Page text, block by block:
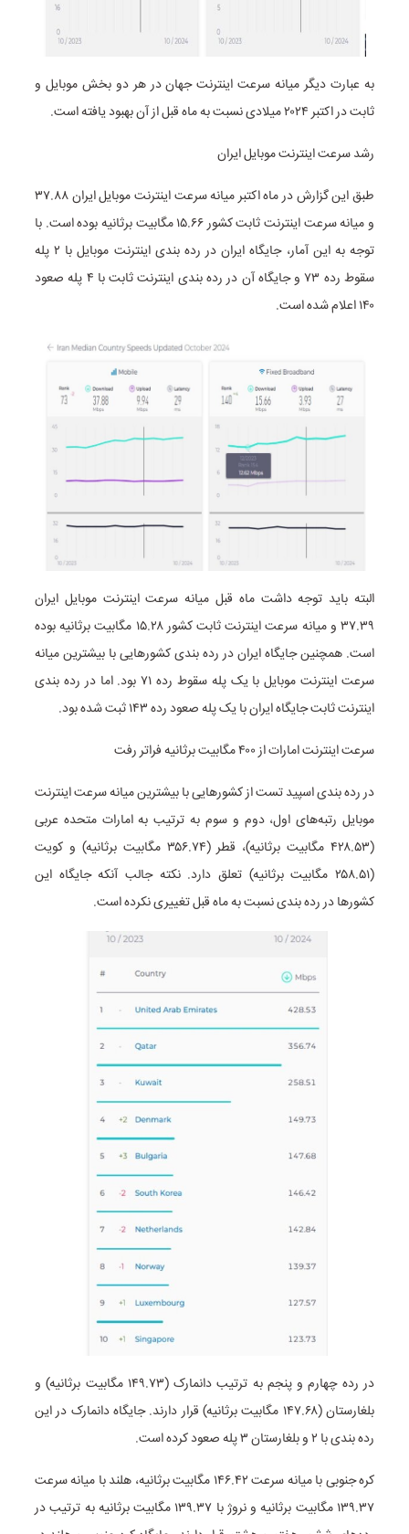
به عبارت دیگر میانه سرعت اینترنت جهان در هر دو بخش موبایل و
ثابت در اکتبر ۲۰۲۴ میلادی نسبت به ماه قبل از آن بهبود یافته است.
رشد سرعت اینترنت موبایل ایران
طبق این گزارش در ماه اکتبر میانه سرعت اینترنت موبایل ایران ۳۷.۸۸
و میانه سرعت اینترنت ثابت کشور ۱۵.۶۶ مگابیت برثانیه بوده است. با
توجه به این آمار، جایگاه ایران در رده بندی اینترنت موبایل با ۲ پله
سقوط رده ۷۳ و جایگاه آن در رده بندی اینترنت ثابت با ۴ پله صعود
۱۴۰ اعلام شده است.
البته باید توجه داشت ماه قبل میانه سرعت اینترنت موبایل ایران
۳۷.۳۹ و میانه سرعت اینترنت ثابت کشور ۱۵.۲۸ مگابیت برثانیه بوده
است. همچنین جایگاه ایران در رده بندی کشورهایی با بیشترین میانه
سرعت اینترنت موبایل با یک پله سقوط رده ۷۱ بود. اما در رده بندی
اینترنت ثابت جایگاه ایران با یک پله صعود رده ۱۴۳ ثبت شده بود.
سرعت اینترنت امارات از ۴۰۰ مگابیت برثانیه فراتر رفت
در رده بندی اسپید تست از کشورهایی با بیشترین میانه سرعت اینترنت
موبایل رتبه‌های اول، دوم و سوم به ترتیب به امارات متحده عربی
(۴۲۸.۵۳ مگابیت برثانیه)، قطر (۳۵۶.۷۴ مگابیت برثانیه) و کویت
(۲۵۸.۵۱ مگابیت برثانیه) تعلق دارد. نکته جالب آنکه جایگاه این
کشورها در رده بندی نسبت به ماه قبل تغییری نکرده است.
در رده چهارم و پنجم به ترتیب دانمارک (۱۴۹.۷۳ مگابیت برثانیه) و
بلغارستان (۱۴۷.۶۸ مگابیت برثانیه) قرار دارند. جایگاه دانمارک در این
رده بندی با ۲ و بلغارستان ۳ پله صعود کرده است.
کره جنوبی با میانه سرعت ۱۴۶.۴۲ مگابیت برثانیه، هلند با میانه سرعت
۱۳۹.۳۷ مگابیت برثانیه و نروژ با ۱۳۹.۳۷ مگابیت برثانیه به ترتیب در